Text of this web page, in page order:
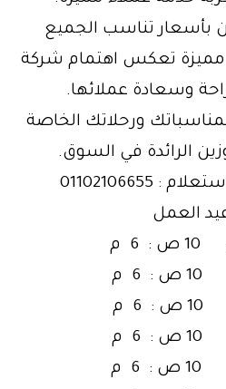
بأسعار تناسب الجميع
وعروض مميزة تعكس اهتمام شركة
وسعادة عملائها.
ورحلاتك الخاصة
الرائدة في السوق.
01102106655
العمل
م
م
م
م
6 م